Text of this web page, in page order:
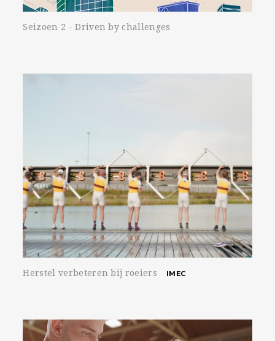
Seizoen 2 - Driven by challenges
Herstel verbeteren bij roeiers IMEC